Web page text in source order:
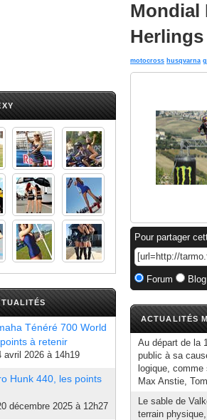
Ténéré 700 World
à retenir
avril 2026 à 14h19
Hunk 440, les points
décembre 2025 à 12h27
Mondial
Herlings
motocross husqvarna
Pour partager
Forum
ACTUALITÉS
Au départ de la
public à sa
logique,
Max Anstie,
Le sable de
terrain